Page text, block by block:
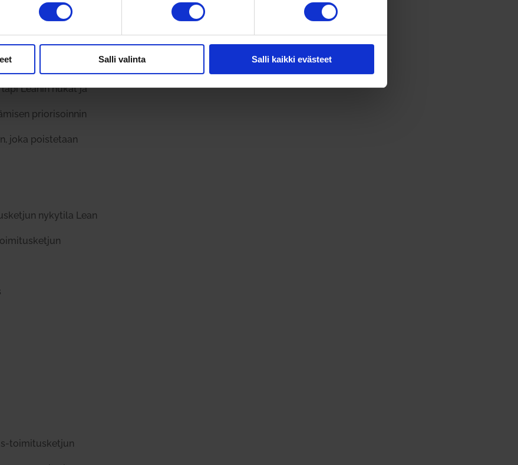
Salli valinta Salli kaikki evästeet
Leanin hukat ja
prio­ri­soinnin
joka pois­tetaan
nykytila Lean
toi­mi­tus­ketjun